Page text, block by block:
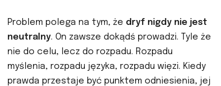
Problem polega na tym, że dryf nigdy nie jest
neutralny. On zawsze dokądś prowadzi. Tyle że
nie do celu, lecz do rozpadu. Rozpadu
myślenia, rozpadu języka, rozpadu więzi. Kiedy
prawda przestaje być punktem odniesienia, jej